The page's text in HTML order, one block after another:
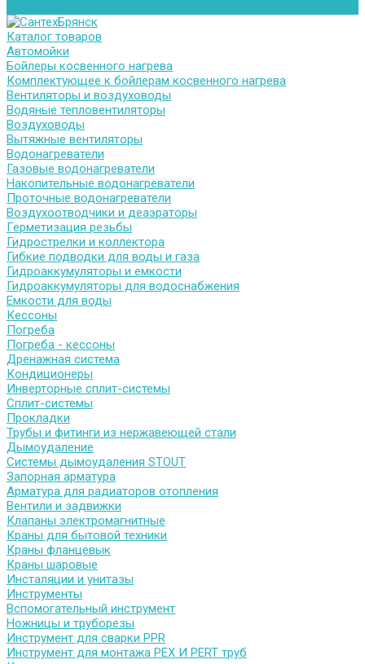
Каталог товаров
Автомойки
Бойлеры косвенного нагрева
Комплектующее к бойлерам косвенного нагрева
Вентиляторы и воздуховоды
Водяные тепловентиляторы
Воздуховоды
Вытяжные вентиляторы
Водонагреватели
Газовые водонагреватели
Накопительные водонагреватели
Проточные водонагреватели
Воздухоотводчики и деаэраторы
Герметизация резьбы
Гидрострелки и коллектора
Гибкие подводки для воды и газа
Гидроаккумуляторы и емкости
Гидроаккумуляторы для водоснабжения
Емкости для воды
Кессоны
Погреба
Погреба - кессоны
Дренажная система
Кондиционеры
Инверторные сплит-системы
Сплит-системы
Прокладки
Трубы и фитинги из нержавеющей стали
Дымоудаление
Системы дымоудаления STOUT
Запорная арматура
Арматура для радиаторов отопления
Вентили и задвижки
Клапаны электромагнитные
Краны для бытовой техники
Краны фланцевык
Краны шаровые
Инсталяции и унитазы
Инструменты
Вспомогательный инструмент
Ножницы и труборезы
Инструмент для сварки PPR
Инструмент для монтажа PEX И PERT труб